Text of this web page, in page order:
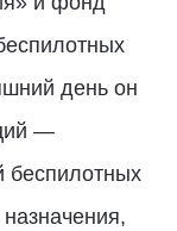
день он
—
беспилотных